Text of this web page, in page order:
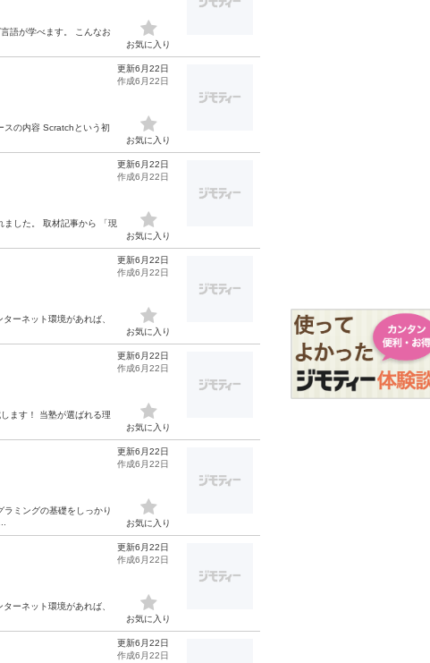
語が学べます。 こんなお
お気に入り
スの内容 Scratchという初
更新6月22日
作成6月22日
お気に入り
ました。 取材記事から 「現
更新6月22日
作成6月22日
お気に入り
ーネット環境があれば、
更新6月22日
作成6月22日
お気に入り
ます！ 当塾が選ばれる理
更新6月22日
作成6月22日
お気に入り
ラミングの基礎をしっかり
更新6月22日
作成6月22日
お気に入り
ーネット環境があれば、
更新6月22日
作成6月22日
お気に入り
更新6月22日
作成6月22日